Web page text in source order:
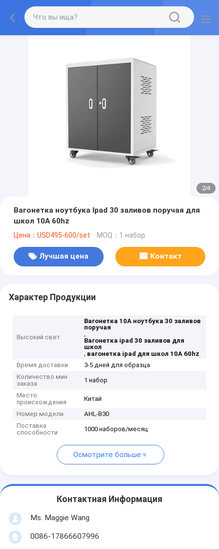
2/4
Вагонетка ноутбука Ipad 30 заливов поручая для
школ 10A 60hz
Цена：USD495-600/set MOQ：1 набор
Лучшая цена Контакт
Характер Продукции
Высокий свет
Вагонетка 10A ноутбука 30 заливов
поручая
,
Вагонетка ipad 30 заливов для
школ
, вагонетка ipad для школ 10A 60hz
Время доставки
3-5 дней для образца
Количество мин
заказа
1 набор
Место
происхождения
Китай
Номер модели
AHL-B30
Поставка
способности
1000 наборов/месяц
Осмотрите больше
Контактная Информация
Ms. Maggie Wang
0086-17866607996